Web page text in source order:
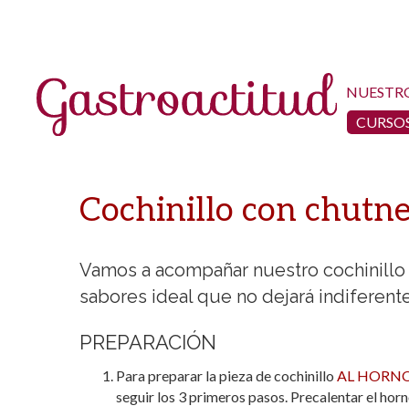
Cochinillo con
Vamos a acompañar nuestro
sabores ideal que no dejará
PREPARACIÓN
Para preparar la pieza de cochinillo AL
seguir los 3 primeros pasos. Precalentar el